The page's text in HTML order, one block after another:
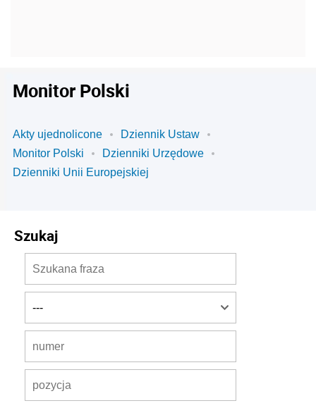
Monitor Polski
Akty ujednolicone
Dziennik Ustaw
Monitor Polski
Dzienniki Urzędowe
Dzienniki Unii Europejskiej
Szukaj